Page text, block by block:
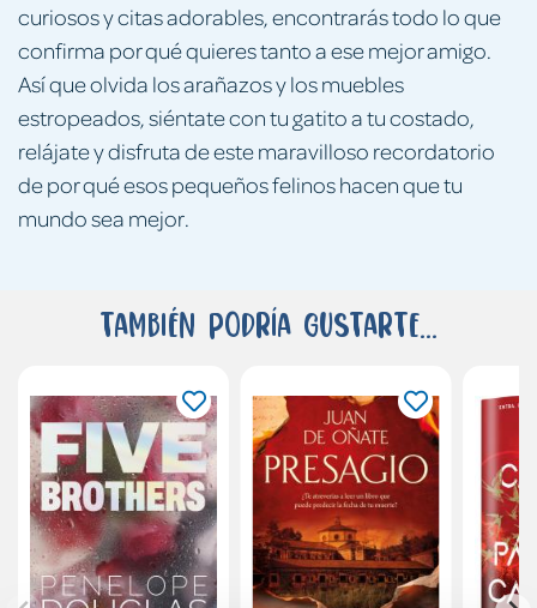
curiosos y citas adorables, encontrarás todo lo que
confirma por qué quieres tanto a ese mejor amigo.
Así que olvida los arañazos y los muebles
estropeados, siéntate con tu gatito a tu costado,
relájate y disfruta de este maravilloso recordatorio
de por qué esos pequeños felinos hacen que tu
mundo sea mejor.
También podría gustarte...